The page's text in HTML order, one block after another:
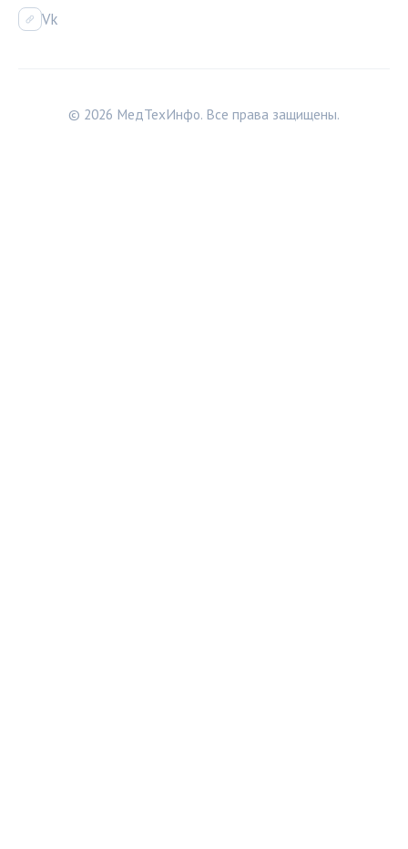
Vk
© 2026 МедТехИнфо. Все права защищены.